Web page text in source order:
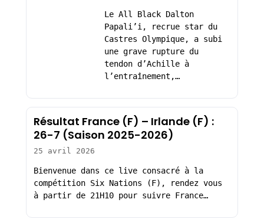
Le All Black Dalton
Papali’i, recrue star du
Castres Olympique, a subi
une grave rupture du
tendon d’Achille à
l’entraînement,…
Résultat France (F) – Irlande (F) :
26-7 (Saison 2025-2026)
25 avril 2026
Bienvenue dans ce live consacré à la
compétition Six Nations (F), rendez vous
à partir de 21H10 pour suivre France…